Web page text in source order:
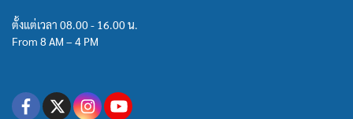
ตั้งแต่เวลา 08.00 - 16.00 น.
From 8 AM – 4 PM